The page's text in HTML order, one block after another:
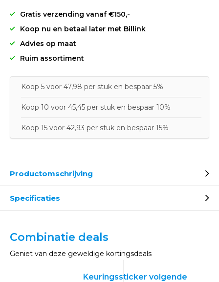
Gratis verzending vanaf €150,-
Koop nu en betaal later met Billink
Advies op maat
Ruim assortiment
Koop 5 voor 47,98 per stuk en bespaar 5%
Koop 10 voor 45,45 per stuk en bespaar 10%
Koop 15 voor 42,93 per stuk en bespaar 15%
Productomschrijving
Specificaties
Combinatie deals
Geniet van deze geweldige kortingsdeals
Keuringssticker volgende